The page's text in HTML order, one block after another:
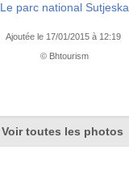
Le parc national Sutjeska
Ajoutée le 17/01/2015 à 12:19
© Bhtourism
Voir toutes les photos